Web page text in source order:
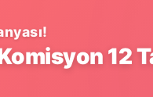
12